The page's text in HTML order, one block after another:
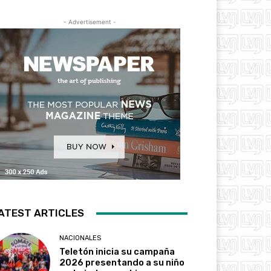
- Advertisement -
ARTICLES
NACIONALES
Teletón inicia su campaña
2026 presentando a su niño